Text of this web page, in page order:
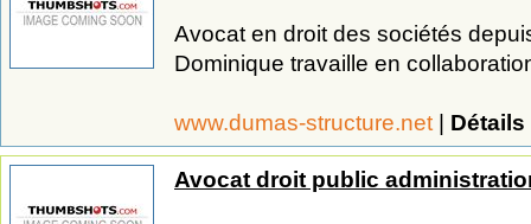
Avocat en droit des sociétés
Dominique travaille en
www.dumas-structure.net | Détails
Avocat droit public